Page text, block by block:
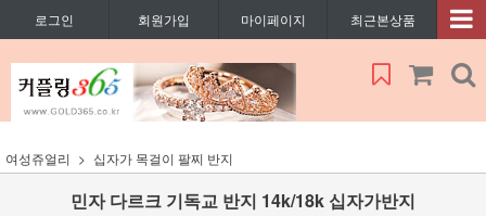
로그인 회원가입 마이페이지 최근본상품
여성쥬얼리 십자가 목걸이 팔찌 반지
민자 다르크 기독교 반지 14k/18k 십자가반지